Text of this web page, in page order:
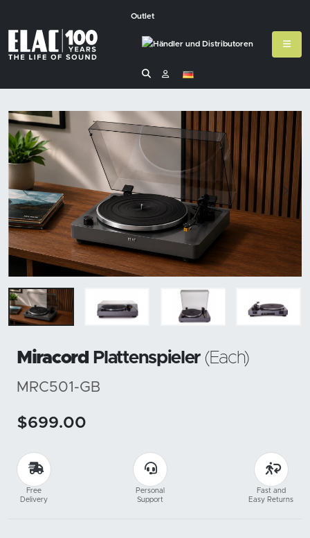
Outlet
Miracord Plattenspieler (Each)
MRC501-GB
$699.00
Free
Delivery
Personal
Support
Fast and
Easy Returns